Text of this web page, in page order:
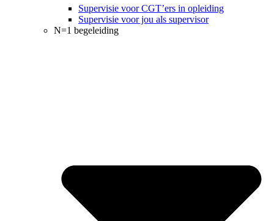
Supervisie voor CGT’ers in opleiding
Supervisie voor jou als supervisor
N=1 begeleiding